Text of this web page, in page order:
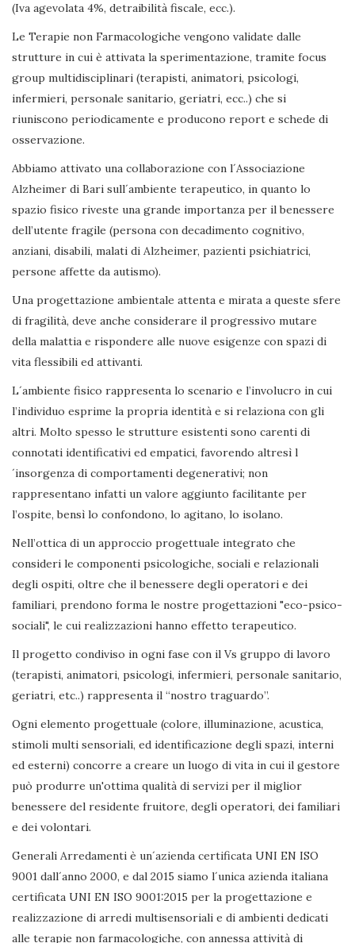
(Iva agevolata 4%, detraibilità fiscale, ecc.).
Le Terapie non Farmacologiche vengono validate dalle
strutture in cui è attivata la sperimentazione, tramite focus
group multidisciplinari (terapisti, animatori, psicologi,
infermieri, personale sanitario, geriatri, ecc..) che si
riuniscono periodicamente e producono report e schede di
osservazione.
Abbiamo attivato una collaborazione con l´Associazione
Alzheimer di Bari sull´ambiente terapeutico, in quanto lo
spazio fisico riveste una grande importanza per il benessere
dell’utente fragile (persona con decadimento cognitivo,
anziani, disabili, malati di Alzheimer, pazienti psichiatrici,
persone affette da autismo).
Una progettazione ambientale attenta e mirata a queste sfere
di fragilità, deve anche considerare il progressivo mutare
della malattia e rispondere alle nuove esigenze con spazi di
vita flessibili ed attivanti.
L´ambiente fisico rappresenta lo scenario e l’involucro in cui
l’individuo esprime la propria identità e si relaziona con gli
altri. Molto spesso le strutture esistenti sono carenti di
connotati identificativi ed empatici, favorendo altresì l
´insorgenza di comportamenti degenerativi; non
rappresentano infatti un valore aggiunto facilitante per
l’ospite, bensì lo confondono, lo agitano, lo isolano.
Nell’ottica di un approccio progettuale integrato che
consideri le componenti psicologiche, sociali e relazionali
degli ospiti, oltre che il benessere degli operatori e dei
familiari, prendono forma le nostre progettazioni "eco-psico-
sociali", le cui realizzazioni hanno effetto terapeutico.
Il progetto condiviso in ogni fase con il Vs gruppo di lavoro
(terapisti, animatori, psicologi, infermieri, personale sanitario,
geriatri, etc..) rappresenta il “nostro traguardo”.
Ogni elemento progettuale (colore, illuminazione, acustica,
stimoli multi sensoriali, ed identificazione degli spazi, interni
ed esterni) concorre a creare un luogo di vita in cui il gestore
può produrre un'ottima qualità di servizi per il miglior
benessere del residente fruitore, degli operatori, dei familiari
e dei volontari.
Generali Arredamenti è un´azienda certificata UNI EN ISO
9001 dall´anno 2000, e dal 2015 siamo l´unica azienda italiana
certificata UNI EN ISO 9001:2015 per la progettazione e
realizzazione di arredi multisensoriali e di ambienti dedicati
alle terapie non farmacologiche, con annessa attività di